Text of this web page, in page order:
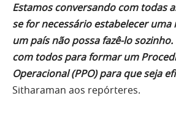
Estamos conversando com todas
se for necessário estabelecer uma
um país não possa fazê-lo
com todos para formar um
Operacional (PPO) para que seja
Sitharaman aos repórteres.